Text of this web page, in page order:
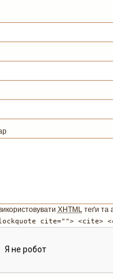
XHTMLтеґи та
cite=""> <cite>